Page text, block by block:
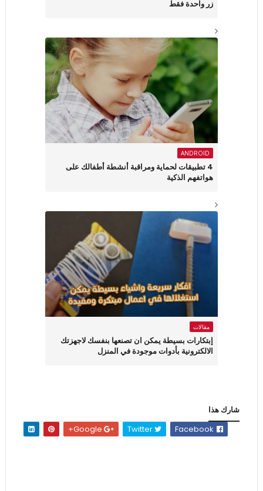
زر واحدة فقط
ANDROID
4 تطبيقات لحماية ومراقبة أنشطة أطفالك على
هواتفهم الذكية
مقالات
إبتكارات بسيطة يمكن ان تصنعها بنفسك لاجهزتك
الالكترونية بأدوات موجودة في المنزل
شارك هذا
Twitter